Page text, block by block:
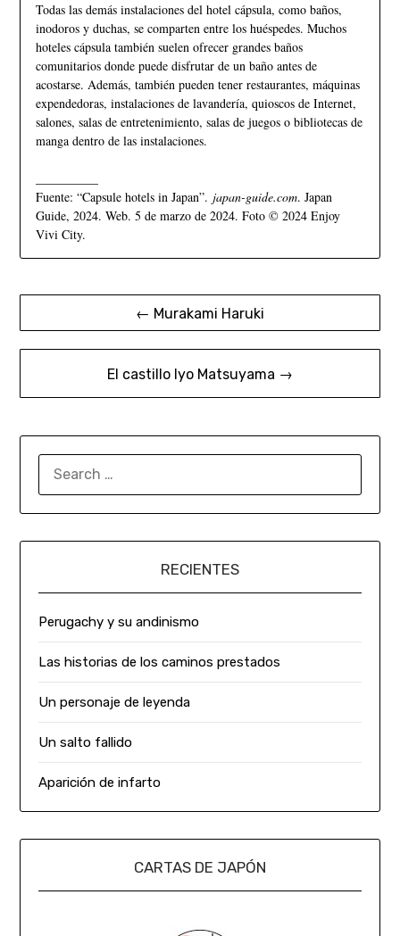
Todas las demás instalaciones del hotel cápsula, como baños,
inodoros y duchas, se comparten entre los huéspedes. Muchos
hoteles cápsula también suelen ofrecer grandes baños
comunitarios donde puede disfrutar de un baño antes de
acostarse. Además, también pueden tener restaurantes, máquinas
expendedoras, instalaciones de lavandería, quioscos de Internet,
salones, salas de entretenimiento, salas de juegos o bibliotecas de
manga dentro de las instalaciones.
Fuente: “Capsule hotels in Japan”. japan-guide.com. Japan
Guide, 2024. Web. 5 de marzo de 2024. Foto © 2024 Enjoy
Vivi City.
← Murakami Haruki
El castillo Iyo Matsuyama →
RECIENTES
Perugachy y su andinismo
Las historias de los caminos prestados
Un personaje de leyenda
Un salto fallido
Aparición de infarto
CARTAS DE JAPÓN